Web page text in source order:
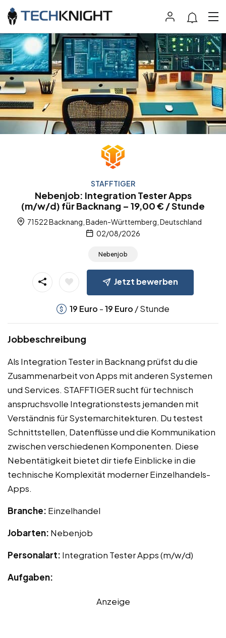
STAFFTIGER
Nebenjob: Integration Tester Apps
(m/w/d) für Backnang – 19,00 € / Stunde
71522 Backnang, Baden-Württemberg, Deutschland
02/08/2026
Nebenjob
Jetzt bewerben
19 Euro -19 Euro / Stunde
Jobbeschreibung
Als Integration Tester in Backnang prüfst du die
Zusammenarbeit von Apps mit anderen Systemen
und Services. STAFFTIGER sucht für technisch
anspruchsvolle Integrationstests jemanden mit
Verständnis für Systemarchitekturen. Du testest
Schnittstellen, Datenflüsse und die Kommunikation
zwischen verschiedenen Komponenten. Diese
Nebentätigkeit bietet dir tiefe Einblicke in die
technische Komplexität moderner Einzelhandels-
Apps.
Branche: Einzelhandel
Jobarten: Nebenjob
Personalart: Integration Tester Apps (m/w/d)
Aufgaben:
Anzeige